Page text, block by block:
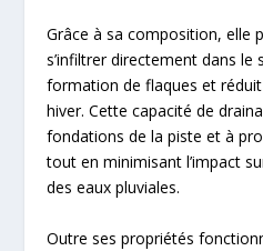
Grâce à sa composition, elle
s’infiltrer directement dans le
formation de flaques et
hiver. Cette capacité de
fondations de la piste et à
tout en minimisant l’impact
des eaux pluviales.
Outre ses propriétés